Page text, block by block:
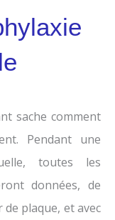
sache comment
Pendant une
toutes les
données, de
plaque, et avec